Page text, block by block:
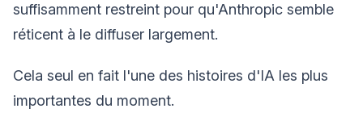
suffisamment restreint pour qu'Anthropic semble
réticent à le diffuser largement.
Cela seul en fait l'une des histoires d'IA les plus
importantes du moment.